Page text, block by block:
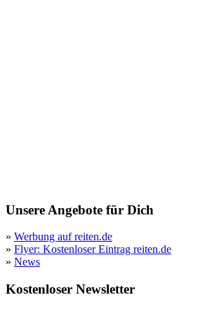
Unsere Angebote für Dich
» Werbung auf reiten.de
» Flyer: Kostenloser Eintrag reiten.de
» News
Kostenloser Newsletter